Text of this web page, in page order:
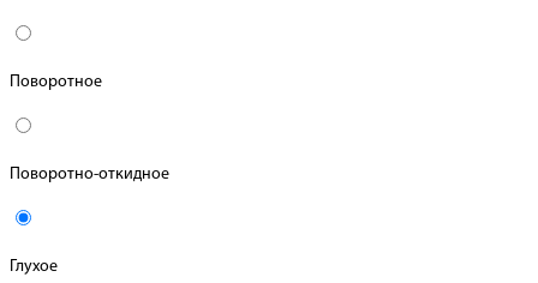
Поворотное
Поворотно-откидное
Глухое